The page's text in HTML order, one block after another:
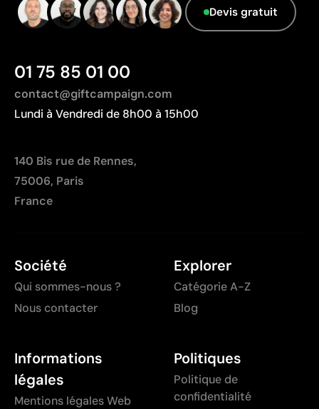
Devis gratuit
01 75 85 01 00
contact@giftcampaign.com
Lundi à Vendredi de 8h00 à 15h00
140 Bis rue de Rennes,
75006, Paris
France
Société
Qui sommes-nous ?
Nous contacter
Explorer
Catégorie A-Z
Blog
Informations
légales
Mentions légales Web
Politiques
Politique de
confidentialité